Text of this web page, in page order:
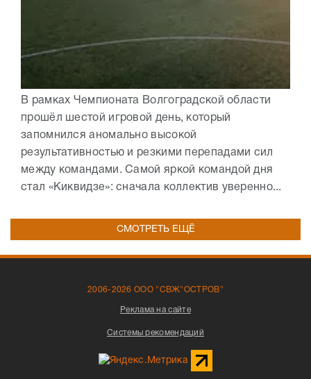
В рамках Чемпионата Волгоградской области
прошёл шестой игровой день, который
запомнился аномально высокой
результативностью и резкими перепадами сил
между командами. Самой яркой командой дня
стал «Киквидзе»: сначала коллектив уверенно...
СМОТРЕТЬ ЕЩЁ
2006-2026 ООО "СВЖ"ОСТРОВ"
Реклама на сайте
Системы рекомендаций